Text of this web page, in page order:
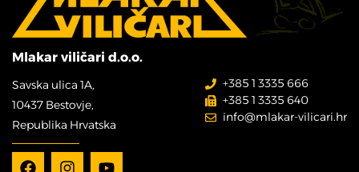
Mlakar viličari d.o.o.
Savska ulica 1A,
10437 Bestovje,
Republika Hrvatska
+385 1 3335 666
+385 1 3335 640
info@mlakar-vilicari.hr